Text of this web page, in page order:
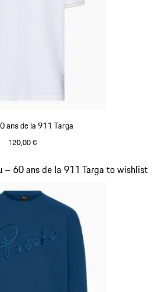
ans de la 911 Targa
120,00 €
– 60 ans de la 911 Targa to wishlist